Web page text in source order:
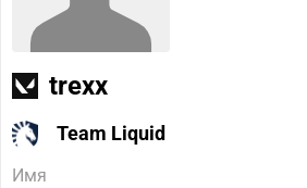
trexx
Team Liquid
Имя